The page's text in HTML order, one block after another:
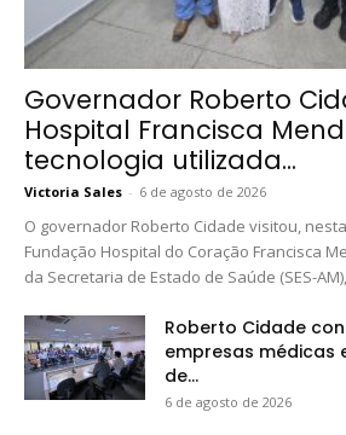
Governador Roberto
Hospital Francisca
tecnologia utilizada...
Victoria Sales - 6 de agosto de 2026
O governador Roberto Cidade visitou,
Fundação Hospital do Coração Francisca
da Secretaria de Estado de Saúde (SES-
Roberto Cidade
empresas médicas
de...
6 de agosto de 2026